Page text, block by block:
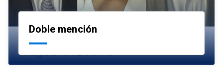
Doble mención